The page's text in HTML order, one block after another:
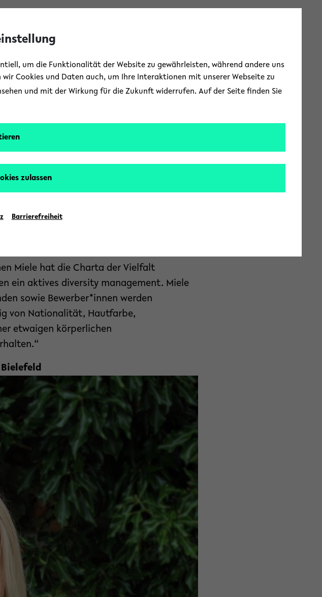
Was bedeutet das?
der Region ins Gespräch kommen.
Miele hat die Charta der Vielfalt
ein aktives diversity management. Miele
sowie Bewerber*innen werden
von Nationalität, Hautfarbe,
etwaigen körperlichen
um die Funktionalität der Website zu gewährleisten, während andere uns
Cookies und Daten auch, um Ihre Interaktionen mit unserer Webseite zu
und mit der Wirkung für die Zukunft widerrufen. Auf der Seite finden Sie
zulassen
Barrierefreiheit